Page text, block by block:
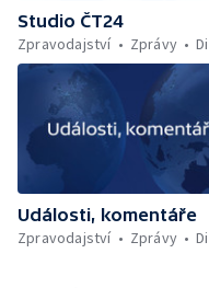
Studio ČT24
Zpravodajství
Zprávy
Události, komentáře
Zpravodajství
Zprávy